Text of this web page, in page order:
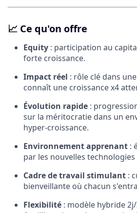
📈 Ce qu'on offre
Equity : participation au
forte croissance.
Impact réel : rôle clé dans
connaît une croissance x4
Évolution rapide :
sur la méritocratie dans un
hyper-croissance.
Environnement apprenant :
par les nouvelles
Cadre de travail stimulant :
bienveillante où chacun
Flexibilité : modèle hybride